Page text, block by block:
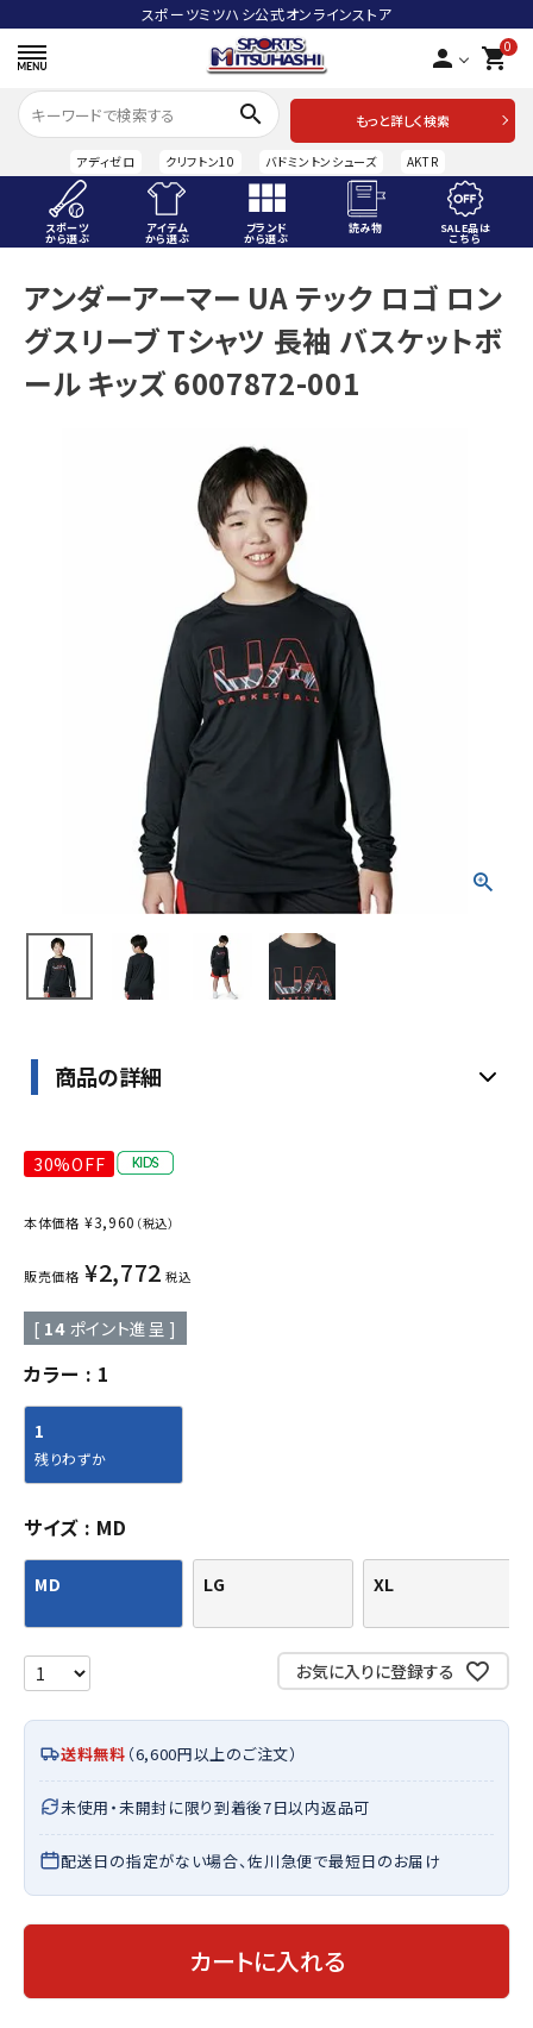
スポーツミツハシ公式オンラインストア
person 0
shopping_cart
search
もっと詳しく検索
アディゼロ クリフトン10 バドミントンシューズ AKTR
スポーツ
から選ぶ
アイテム
から選ぶ
ブランド
から選ぶ
読み物 SALE品は
こちら
ACCOUNT MENU
ようこそ ゲスト 様
ログイン person 会員登録
プライバシーポリシー
アンダーアーマー UA テック ロゴ ロン
グスリーブ Tシャツ 長袖 バスケットボ
ール キッズ 6007872-001
商品の詳細
30%OFF
本体価格 ¥3,960 （税込）
販売価格 ¥2,772 税込
[ 14 ポイント進呈 ]
カラー 1
1
残りわずか
サイズ MD
MD LG XL
お気に入りに登録する
送料無料 （6,600円以上のご注文）
未使用・未開封に限り到着後7日以内返品可
配送日の指定がない場合、佐川急便で最短日のお届け
カートに入れる